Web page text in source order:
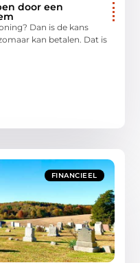
door een
Dan is de kans
kan betalen. Dat is
FINANCIEEL